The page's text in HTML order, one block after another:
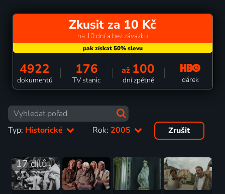
Zkusit za 10 Kč
na 10 dní a bez závazku
4922
dokumentů
176
TV stanic
až 100
dní zpětně dárek
Typ: Historické Rok: 2005 Zrušit
17 dílů